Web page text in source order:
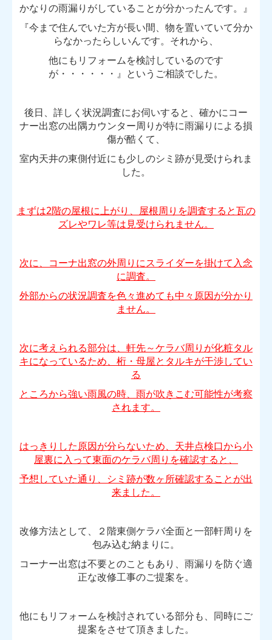
かなりの雨漏りがしていることが分かったんです。』
『今まで住んでいた方が長い間、物を置いていて分か
らなかったらしいんです。それから、
他にもリフォームを検討しているのです
が・・・・・・』というご相談でした。
後日、詳しく状況調査にお伺いすると、確かにコー
ナー出窓の出隅カウンター周りが特に雨漏りによる損
傷が酷くて、
室内天井の東側付近にも少しのシミ跡が見受けられま
した。
まずは2階の屋根に上がり、屋根周りを調査すると瓦の
ズレやワレ等は見受けられません。
次に、コーナ出窓の外周りにスライダーを掛けて入念
に調査。
外部からの状況調査を色々進めても中々原因が分かり
ません。
次に考えられる部分は、軒先～ケラバ周りが化粧タル
キになっているため、桁・母屋とタルキが干渉してい
る
ところから強い雨風の時、雨が吹きこむ可能性が考察
されます。
はっきりした原因が分らないため、天井点検口から小
屋裏に入って東面のケラバ周りを確認すると、
予想していた通り、シミ跡が数ヶ所確認することが出
来ました。
改修方法として、２階東側ケラバ全面と一部軒周りを
包み込む納まりに。
コーナー出窓は不要とのこともあり、雨漏りを防ぐ適
正な改修工事のご提案を。
他にもリフォームを検討されている部分も、同時にご
提案をさせて頂きました。